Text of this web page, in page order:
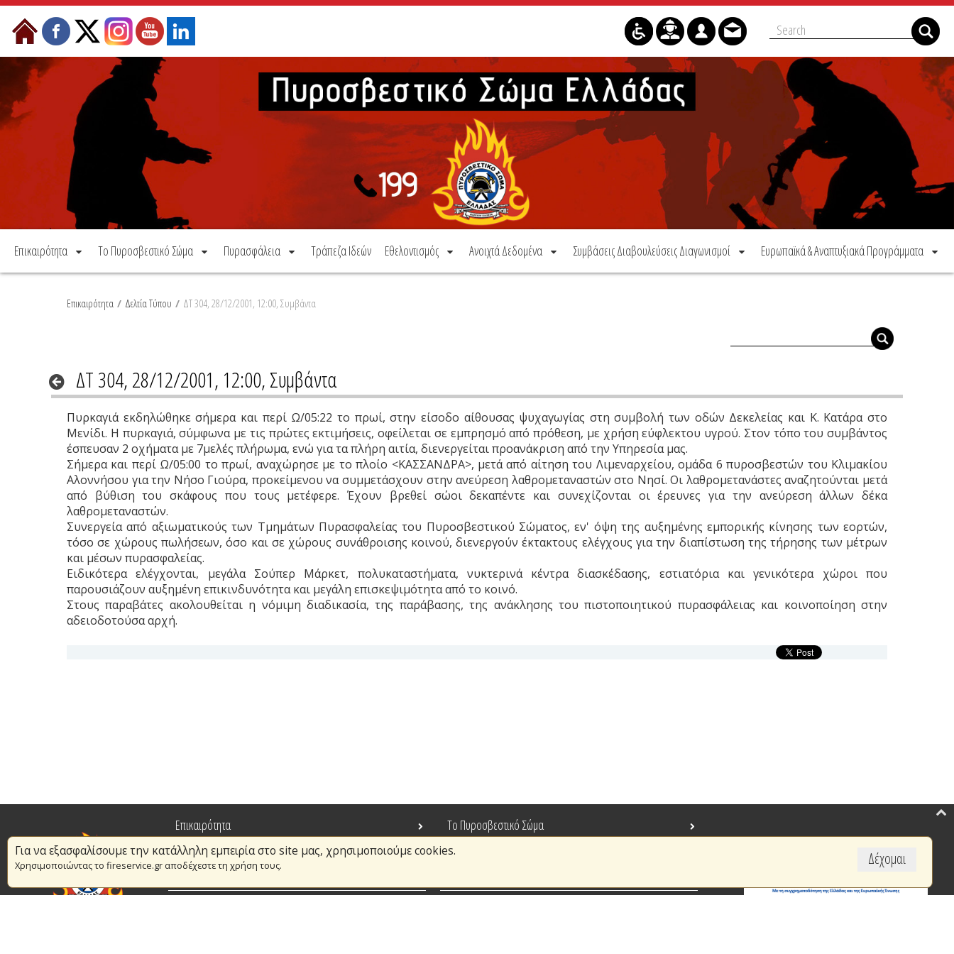
Μετάβαση στο περιεχόμενο
Επικαιρότητα Το Πυροσβεστικό Σώμα Πυρασφάλεια Τράπεζα Ιδεών Εθελοντισμός Ανοιχτά Δεδομένα Συμβάσεις Διαβουλεύσεις Διαγωνισμοί Ευρωπαϊκά & Αναπτυξιακά Προγράμματα
Επικαιρότητα / Δελτία Τύπου / ΔΤ 304, 28/12/2001, 12:00, Συμβάντα
ΔΤ 304, 28/12/2001, 12:00, Συμβάντα
Πυρκαγιά εκδηλώθηκε σήμερα και περί Ω/05:22 το πρωί, στην είσοδο αίθουσας ψυχαγωγίας στη συμβολή των οδών Δεκελείας και Κ. Κατάρα στο
Μενίδι. Η πυρκαγιά, σύμφωνα με τις πρώτες εκτιμήσεις, οφείλεται σε εμπρησμό από πρόθεση, με χρήση εύφλεκτου υγρού. Στον τόπο του συμβάντος
έσπευσαν 2 οχήματα με 7μελές πλήρωμα, ενώ για τα πλήρη αιτία, διενεργείται προανάκριση από την Υπηρεσία μας.
Σήμερα και περί Ω/05:00 το πρωί, αναχώρησε με το πλοίο <ΚΑΣΣΑΝΔΡΑ>, μετά από αίτηση του Λιμεναρχείου, ομάδα 6 πυροσβεστών του Κλιμακίου
Αλοννήσου για την Νήσο Γιούρα, προκείμενου να συμμετάσχουν στην ανεύρεση λαθρομεταναστών στο Νησί. Οι λαθρομετανάστες αναζητούνται μετά
από βύθιση του σκάφους που τους μετέφερε. Έχουν βρεθεί σώοι δεκαπέντε και συνεχίζονται οι έρευνες για την ανεύρεση άλλων δέκα
λαθρομεταναστών.
Συνεργεία από αξιωματικούς των Τμημάτων Πυρασφαλείας του Πυροσβεστικού Σώματος, εν' όψη της αυξημένης εμπορικής κίνησης των εορτών,
τόσο σε χώρους πωλήσεων, όσο και σε χώρους συνάθροισης κοινού, διενεργούν έκτακτους ελέγχους για την διαπίστωση της τήρησης των μέτρων
και μέσων πυρασφαλείας.
Ειδικότερα ελέγχονται, μεγάλα Σούπερ Μάρκετ, πολυκαταστήματα, νυκτερινά κέντρα διασκέδασης, εστιατόρια και γενικότερα χώροι που
παρουσιάζουν αυξημένη επικινδυνότητα και μεγάλη επισκεψιμότητα από το κοινό.
Στους παραβάτες ακολουθείται η νόμιμη διαδικασία, της παράβασης, της ανάκλησης του πιστοποιητικού πυρασφάλειας και κοινοποίηση στην
αδειοδοτούσα αρχή.
Δέχομαι
Για να εξασφαλίσουμε την κατάλληλη εμπειρία στο site μας, χρησιμοποιούμε cookies.
Χρησιμοποιώντας το fireservice.gr αποδέχεστε τη χρήση τους.
Επικαιρότητα
Το Πυροσβεστικό Σώμα
Πυρασφάλεια
Τράπεζα Ιδεών